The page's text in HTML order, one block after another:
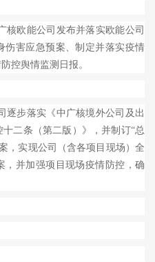
核欧能公司发布并落实欧能公司
伤害应急预案、制定并落实疫情
控舆情监测日报。
逐步落实《中广核境外公司及出
二条（第二版）》，并制订“总
，实现公司（含各项目现场）全
，并加强项目现场疫情防控，确